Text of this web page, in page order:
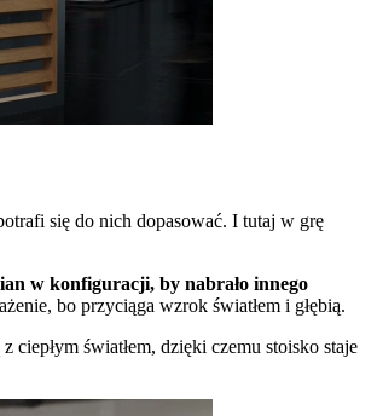
się do nich dopasować. I tutaj w grę
w konfiguracji, by nabrało innego
bo przyciąga wzrok światłem i głębią.
światłem, dzięki czemu stoisko staje